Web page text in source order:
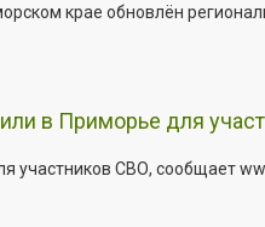
крае обновлён
в Приморье для
СВО, сообщает